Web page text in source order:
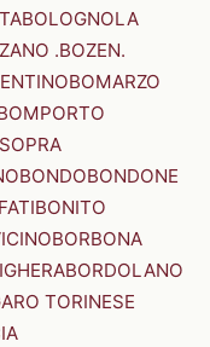
BOLOGNOLA
.BOZEN.
BOMARZO
BONDOBONDONE
BONITO
BORBONA
BORDOLANO
TORINESE